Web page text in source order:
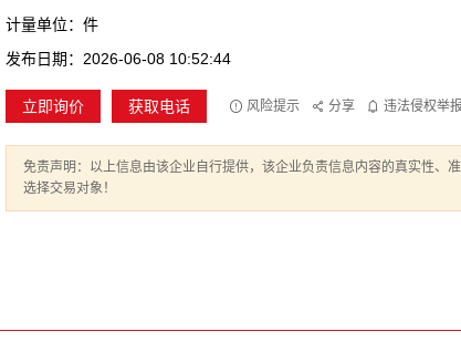
计量单位：件
发布日期：2026-06-08 10:52:44
立即询价 获取电话 风险提示 分享 违法侵权举报
免责声明：以上信息由该企业自行提供，该企业负责信息内容的真实性、
选择交易对象！